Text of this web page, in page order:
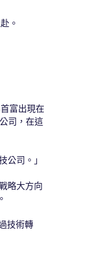
。
富出現在
司，在這
公司。」
略大方向
技術轉